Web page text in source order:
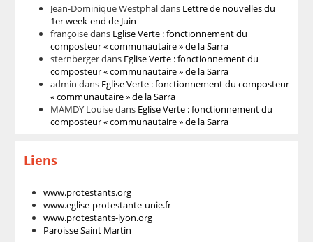
Jean-Dominique Westphaldans Lettre de nouvelles du
1er week-end de Juin
françoisedans Eglise Verte : fonctionnement du
composteur « communautaire » de la Sarra
sternbergerdans Eglise Verte : fonctionnement du
composteur « communautaire » de la Sarra
admin dans Eglise Verte : fonctionnement du composteur
« communautaire » de la Sarra
MAMDY Louisedans Eglise Verte : fonctionnement du
composteur « communautaire » de la Sarra
Liens
www.protestants.org
www.eglise-protestante-unie.fr
www.protestants-lyon.org
Paroisse Saint Martin